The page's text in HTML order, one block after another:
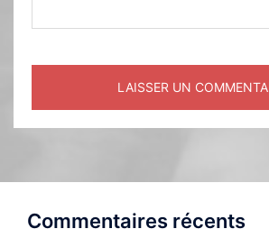
Commentaires récents